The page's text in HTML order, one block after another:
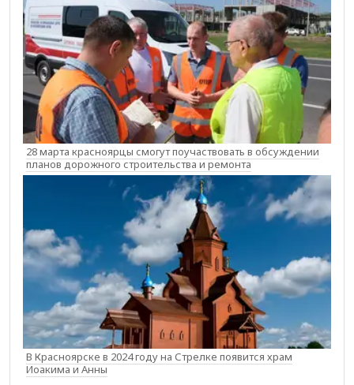
28 марта красноярцы смогут поучаствовать в обсуждении
планов дорожного строительства и ремонта
В Красноярске в 2024 году на Стрелке появится храм
Иоакима и Анны